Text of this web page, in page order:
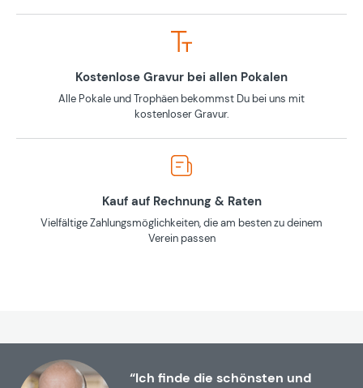
Kostenlose Gravur bei allen Pokalen
Alle Pokale und Trophäen bekommst Du bei uns mit
kostenloser Gravur.
Kauf auf Rechnung & Raten
Vielfältige Zahlungsmöglichkeiten, die am besten zu deinem
Verein passen
“Ich finde die schönsten und